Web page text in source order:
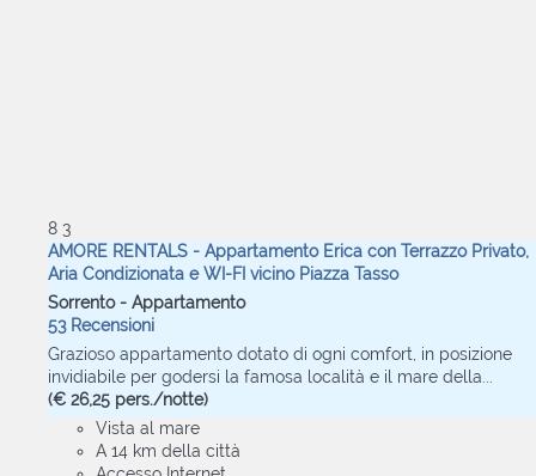
8 3
AMORE RENTALS - Appartamento Erica con Terrazzo Privato,
Aria Condizionata e WI-FI vicino Piazza Tasso
Sorrento - Appartamento
53 Recensioni
Grazioso appartamento dotato di ogni comfort, in posizione
invidiabile per godersi la famosa località e il mare della...
(€ 26,25 pers./notte)
Vista al mare
A 14 km della città